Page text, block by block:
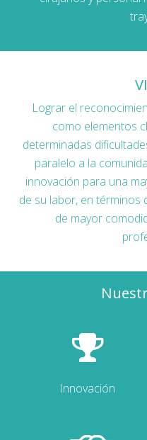
Lograr el
como elementos
determinadas
paralelo a la
innovación para una
de su labor, en términos
de mayor
Innovación